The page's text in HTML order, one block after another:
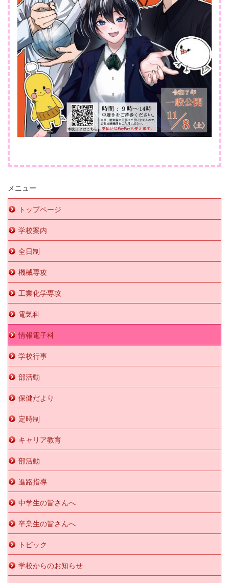
メニュー
トップページ
学校案内
全日制
機械専攻
工業化学専攻
電気科
情報電子科
学校行事
部活動
保健だより
定時制
キャリア教育
部活動
進路指導
中学生の皆さんへ
卒業生の皆さんへ
トピック
学校からのお知らせ